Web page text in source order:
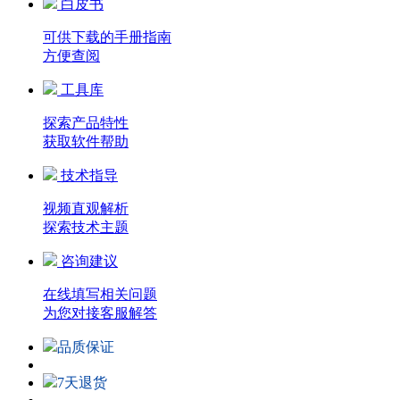
白皮书
可供下载的手册指南
方便查阅
工具库
探索产品特性
获取软件帮助
技术指导
视频直观解析
探索技术主题
咨询建议
在线填写相关问题
为您对接客服解答
品质保证
7天退货